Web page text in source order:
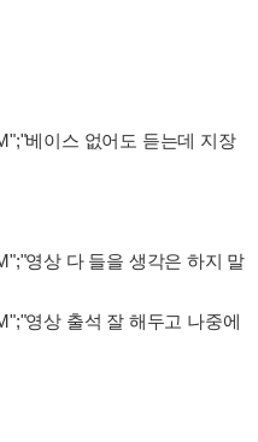
베이스 없어도 듣는데 지장
영상 다 들을 생각은 하지 말
영상 출석 잘 해두고 나중에